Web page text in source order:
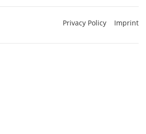
Privacy Policy Imprint